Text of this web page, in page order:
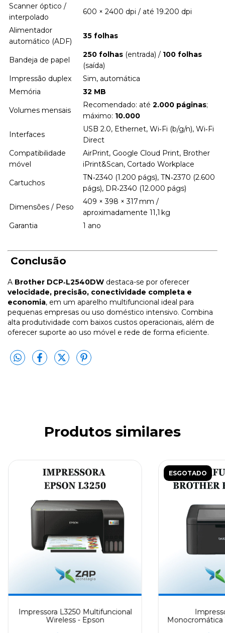
Scanner óptico /
interpolado
600 × 2400 dpi / até 19.200 dpi
Alimentador
automático (ADF)
35 folhas
Bandeja de papel
250 folhas (entrada) / 100 folhas
(saída)
Impressão duplex
Sim, automática
Memória
32 MB
Volumes mensais
Recomendado: até 2.000 páginas;
máximo: 10.000
Interfaces
USB 2.0, Ethernet, Wi‑Fi (b/g/n), Wi‑Fi
Direct
Compatibilidade
móvel
AirPrint, Google Cloud Print, Brother
iPrint&Scan, Cortado Workplace
Cartuchos
TN‑2340 (1.200 págs), TN‑2370 (2.600
págs), DR‑2340 (12.000 págs)
Dimensões / Peso
409 × 398 × 317 mm /
aproximadamente 11,1 kg
Garantia
1 ano
Conclusão
A Brother DCP‑L2540DW destaca-se por oferecer
velocidade, precisão, conectividade completa e
economia, em um aparelho multifuncional ideal para
pequenas empresas ou uso doméstico intensivo. Combina
alta produtividade com baixos custos operacionais, além de
oferecer suporte ao uso móvel e rede de forma eficiente.
Produtos similares
Impressora L3250 Multifuncional
Wireless - Epson
ESGOTADO
Monocromática